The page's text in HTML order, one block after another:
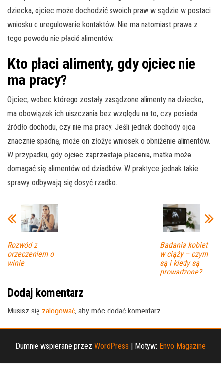
dziecka, ojciec może dochodzić swoich praw w sądzie w postaci
wniosku o uregulowanie kontaktów. Nie ma natomiast prawa z
tego powodu nie płacić alimentów.
Kto płaci alimenty, gdy ojciec nie
ma pracy?
Ojciec, wobec którego zostały zasądzone alimenty na dziecko,
ma obowiązek ich uiszczania bez względu na to, czy posiada
źródło dochodu, czy nie ma pracy. Jeśli jednak dochody ojca
znacznie spadną, może on złożyć wniosek o obniżenie alimentów.
W przypadku, gdy ojciec zaprzestaje płacenia, matka może
domagać się alimentów od dziadków. W praktyce jednak takie
sprawy odbywają się dosyć rzadko.
Rozwód z
orzeczeniem o
winie
Badania kobiet
w ciąży – czym
są i kiedy są
prowadzone?
Dodaj komentarz
Musisz się zalogować, aby móc dodać komentarz.
Dumnie wspierane przez WordPress | Motyw: Envo Magazine